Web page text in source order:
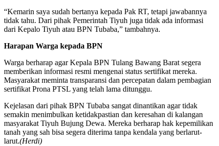
“Kemarin saya sudah bertanya kepada Pak RT, tetapi jawabannya
tidak tahu. Dari pihak Pemerintah Tiyuh juga tidak ada informasi
dari Kepalo Tiyuh atau BPN Tubaba,” tambahnya.
Harapan Warga kepada BPN
Warga berharap agar Kepala BPN Tulang Bawang Barat segera
memberikan informasi resmi mengenai status sertifikat mereka.
Masyarakat meminta transparansi dan percepatan dalam pembagian
sertifikat Prona PTSL yang telah lama ditunggu.
Kejelasan dari pihak BPN Tubaba sangat dinantikan agar tidak
semakin menimbulkan ketidakpastian dan keresahan di kalangan
masyarakat Tiyuh Bujung Dewa. Mereka berharap hak kepemilikan
tanah yang sah bisa segera diterima tanpa kendala yang berlarut-
larut.(Herdi)